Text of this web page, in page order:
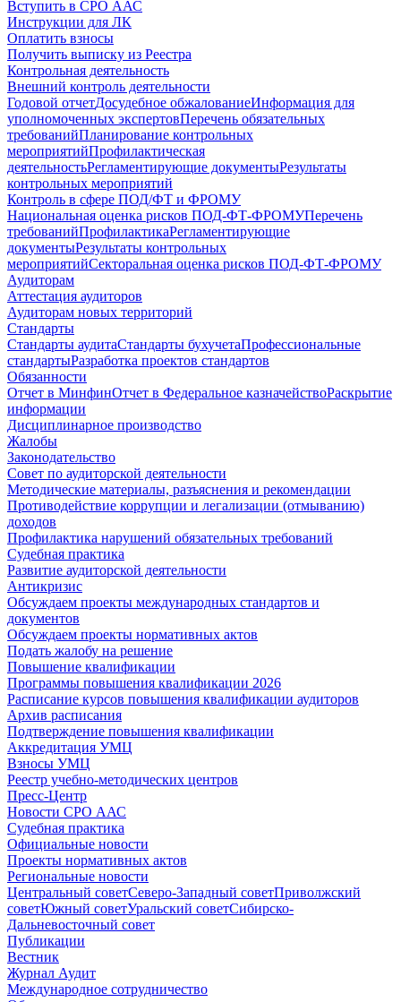
Вступить в СРО ААС
Инструкции для ЛК
Оплатить взносы
Получить выписку из Реестра
Контрольная деятельность
Внешний контроль деятельности
Годовой отчетДосудебное обжалованиеИнформация для
уполномоченных экспертовПеречень обязательных
требованийПланирование контрольных
мероприятийПрофилактическая
деятельностьРегламентирующие документыРезультаты
контрольных мероприятий
Контроль в сфере ПОД/ФТ и ФРОМУ
Национальная оценка рисков ПОД-ФТ-ФРОМУПеречень
требованийПрофилактикаРегламентирующие
документыРезультаты контрольных
мероприятийСекторальная оценка рисков ПОД-ФТ-ФРОМУ
Аудиторам
Аттестация аудиторов
Аудиторам новых территорий
Стандарты
Стандарты аудитаСтандарты бухучетаПрофессиональные
стандартыРазработка проектов стандартов
Обязанности
Отчет в МинфинОтчет в Федеральное казначействоРаскрытие
информации
Дисциплинарное производство
Жалобы
Законодательство
Совет по аудиторской деятельности
Методические материалы, разъяснения и рекомендации
Противодействие коррупции и легализации (отмыванию)
доходов
Профилактика нарушений обязательных требований
Судебная практика
Развитие аудиторской деятельности
Антикризис
Обсуждаем проекты международных стандартов и
документов
Обсуждаем проекты нормативных актов
Подать жалобу на решение
Повышение квалификации
Программы повышения квалификации 2026
Расписание курсов повышения квалификации аудиторов
Архив расписания
Подтверждение повышения квалификации
Аккредитация УМЦ
Взносы УМЦ
Реестр учебно-методических центров
Пресс-Центр
Новости СРО ААС
Судебная практика
Официальные новости
Проекты нормативных актов
Региональные новости
Центральный советСеверо-Западный советПриволжский
советЮжный советУральский советСибирско-
Дальневосточный совет
Публикации
Вестник
Журнал Аудит
Международное сотрудничество